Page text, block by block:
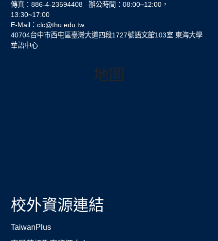
傳真：886-4-23594408 辦公時間：08:00~12:00，
13:30~17:00
E-Mail：clc@thu.edu.tw
40704台中市西屯區臺灣大道四段1727號語文館103室 東海大學
華語中心
地圖
校外資源連結
TaiwanPlus